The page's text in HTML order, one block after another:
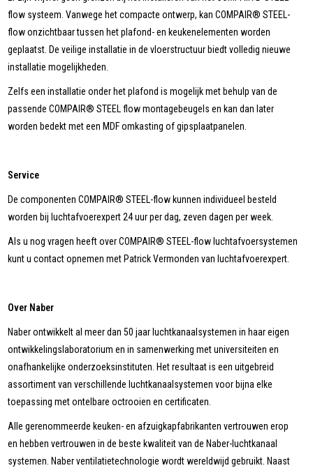
flow systeem. Vanwege het compacte ontwerp, kan COMPAIR® STEEL-
flow onzichtbaar tussen het plafond- en keukenelementen worden
geplaatst. De veilige installatie in de vloerstructuur biedt volledig nieuwe
installatie mogelijkheden.
Zelfs een installatie onder het plafond is mogelijk met behulp van de
passende COMPAIR® STEEL flow montagebeugels en kan dan later
worden bedekt met een MDF omkasting of gipsplaatpanelen.
Service
De componenten COMPAIR® STEEL-flow kunnen individueel besteld
worden bij luchtafvoerexpert 24 uur per dag, zeven dagen per week.
Als u nog vragen heeft over COMPAIR® STEEL-flow luchtafvoersystemen
kunt u contact opnemen met Patrick Vermonden van luchtafvoerexpert.
Over Naber
Naber ontwikkelt al meer dan 50 jaar luchtkanaalsystemen in haar eigen
ontwikkelingslaboratorium en in samenwerking met universiteiten en
onafhankelijke onderzoeksinstituten. Het resultaat is een uitgebreid
assortiment van verschillende luchtkanaalsystemen voor bijna elke
toepassing met ontelbare octrooien en certificaten.
Alle gerenommeerde keuken- en afzuigkapfabrikanten vertrouwen erop
en hebben vertrouwen in de beste kwaliteit van de Naber-luchtkanaal
systemen. Naber ventilatietechnologie wordt wereldwijd gebruikt. Naast